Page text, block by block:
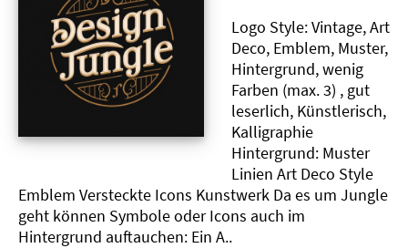
Logo Style: Vintage, Art
Deco, Emblem, Muster,
Hintergrund, wenig
Farben (max. 3) , gut
leserlich, Künstlerisch,
Kalligraphie
Hintergrund: Muster
Linien Art Deco Style
Emblem Versteckte Icons Kunstwerk Da es um Jungle
geht können Symbole oder Icons auch im
Hintergrund auftauchen: Ein A..